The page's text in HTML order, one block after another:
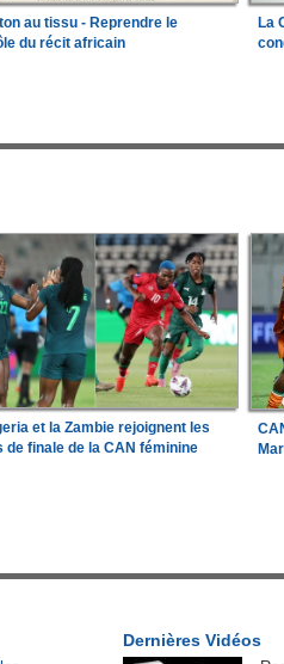
au tissu - Reprendre le
du récit africain
La
et la Zambie rejoignent les
de finale de la CAN féminine
Dernières Vidéos